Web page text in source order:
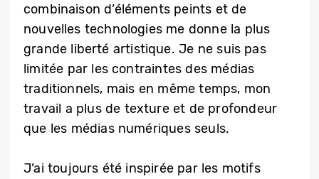
combinaison d’éléments peints et de
nouvelles technologies me donne la plus
grande liberté artistique. Je ne suis pas
limitée par les contraintes des médias
traditionnels, mais en même temps, mon
travail a plus de texture et de profondeur
que les médias numériques seuls.
J’ai toujours été inspirée par les motifs